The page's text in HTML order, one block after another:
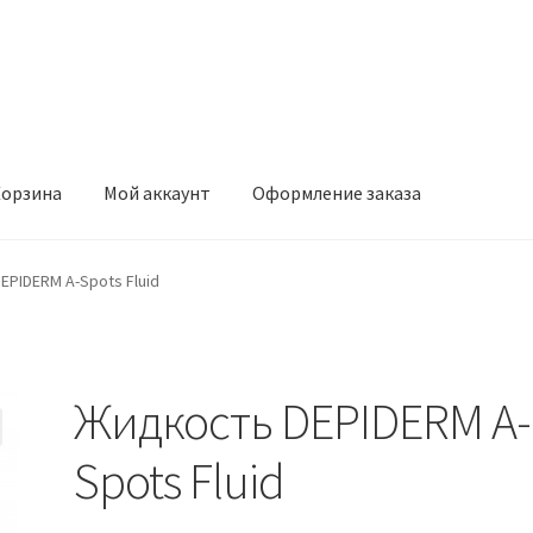
Мой аккаунт Оформление заказа
Оформление заказа
A-Spots Fluid
Жидкость DEPIDERM A-
Spots Fluid